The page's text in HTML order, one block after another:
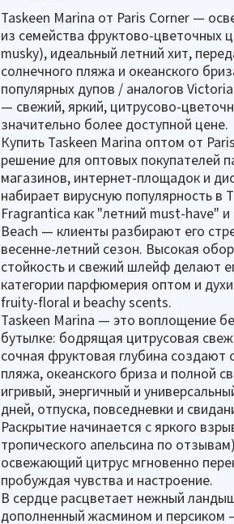
Taskeen Marina от Paris Corner —
из семейства фруктово-цветочных
musky), идеальный летний хит,
солнечного пляжа и океанского
популярных дупов / аналогов
— свежий, яркий, цитрусово-
значительно более доступной цене.
Купить Taskeen Marina оптом от
решение для оптовых покупателей
магазинов, интернет-площадок и
набирает вирусную популярность в
Fragrantica как "летний must-have"
Beach — клиенты разбирают его
весенне-летний сезон. Высокая
стойкость и свежий шлейф делают
категории парфюмерия оптом и
fruity-floral и beachy scents.
Taskeen Marina — это воплощение
бутылке: бодрящая цитрусовая
сочная фруктовая глубина создают
пляжа, океанского бриза и полной
игривый, энергичный и
дней, отпуска, повседневки и
Раскрытие начинается с яркого
тропического апельсина по
освежающий цитрус мгновенно
пробуждая чувства и настроение.
В сердце расцветает нежный
дополненный жасмином и персиком